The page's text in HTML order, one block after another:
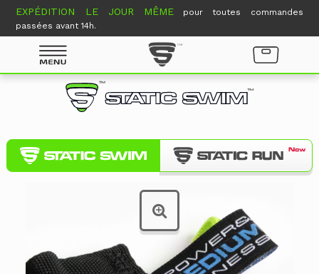
EXPÉDITION LE JOUR MÊME pour toutes commandes
passées avant 14h.